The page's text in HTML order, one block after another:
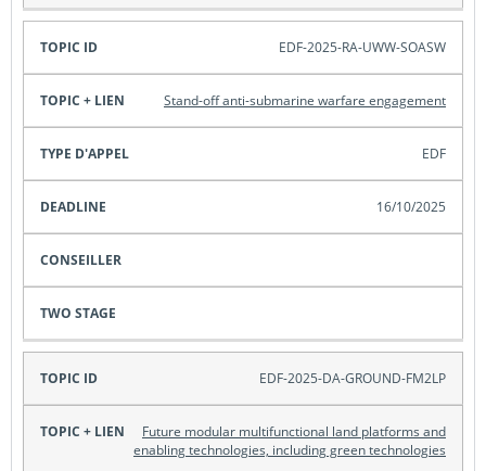
EDF-2025-RA-UWW-SOASW
Stand-off anti-submarine warfare engagement
EDF
16/10/2025
EDF-2025-DA-GROUND-FM2LP
Future modular multifunctional land platforms and
enabling technologies, including green technologies